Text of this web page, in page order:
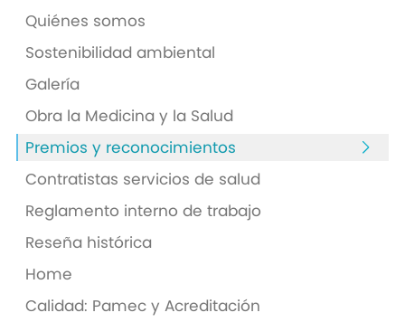
Quiénes somos
Sostenibilidad ambiental
Galería
Obra la Medicina y la Salud
Premios y reconocimientos
Contratistas servicios de salud
Reglamento interno de trabajo
Reseña histórica
Home
Calidad: Pamec y Acreditación